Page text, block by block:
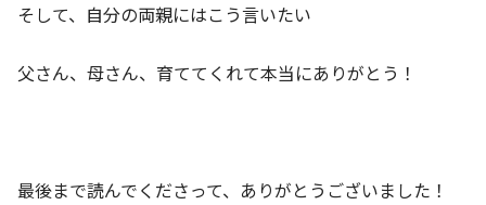
そして、自分の両親にはこう言いたい
父さん、母さん、育ててくれて本当にありがとう！
最後まで読んでくださって、ありがとうございました！